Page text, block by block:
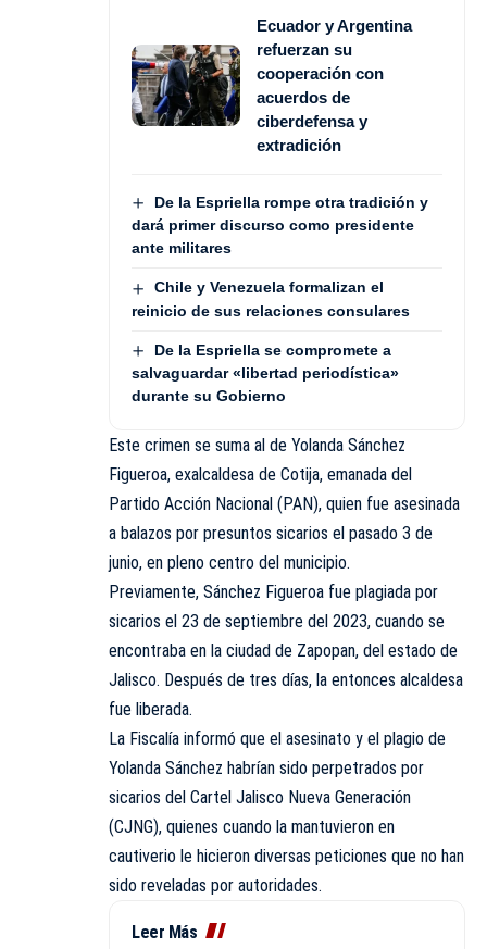
Ecuador y Argentina
refuerzan su
cooperación con
acuerdos de
ciberdefensa y
extradición
De la Espriella rompe otra tradición y
dará primer discurso como presidente
ante militares
Chile y Venezuela formalizan el
reinicio de sus relaciones consulares
De la Espriella se compromete a
salvaguardar «libertad periodística»
durante su Gobierno
Este crimen se suma al de Yolanda Sánchez
Figueroa, exalcaldesa de Cotija, emanada del
Partido Acción Nacional (PAN), quien fue asesinada
a balazos por presuntos sicarios el pasado 3 de
junio, en pleno centro del municipio.
Previamente, Sánchez Figueroa fue plagiada por
sicarios el 23 de septiembre del 2023, cuando se
encontraba en la ciudad de Zapopan, del estado de
Jalisco. Después de tres días, la entonces alcaldesa
fue liberada.
La Fiscalía informó que el asesinato y el plagio de
Yolanda Sánchez habrían sido perpetrados por
sicarios del Cartel Jalisco Nueva Generación
(CJNG), quienes cuando la mantuvieron en
cautiverio le hicieron diversas peticiones que no han
sido reveladas por autoridades.
Leer Más